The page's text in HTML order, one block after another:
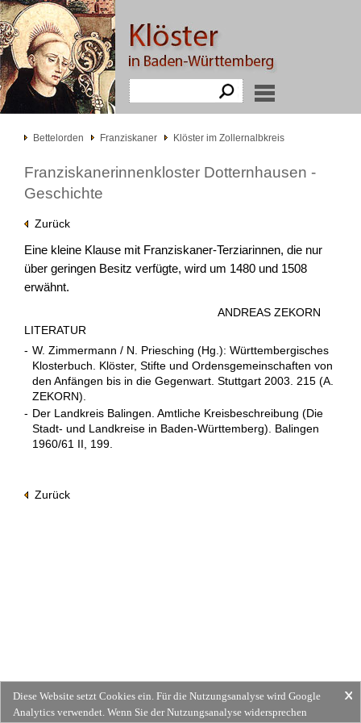
Bettelorden Franziskaner Klöster im Zollernalbkreis
Franziskanerinnenkloster Dotternhausen -
Geschichte
Zurück
Eine kleine Klause mit Franziskaner-Terziarinnen, die nur
über geringen Besitz verfügte, wird um 1480 und 1508
erwähnt.
ANDREAS ZEKORN
LITERATUR
- W. Zimmermann / N. Priesching (Hg.): Württembergisches
Klosterbuch. Klöster, Stifte und Ordensgemeinschaften von
den Anfängen bis in die Gegenwart. Stuttgart 2003. 215 (A.
ZEKORN).
- Der Landkreis Balingen. Amtliche Kreisbeschreibung (Die
Stadt- und Landkreise in Baden-Württemberg). Balingen
1960/61 II, 199.
Zurück
Diese Website setzt Cookies ein. Für die Nutzungsanalyse wird Google
Analytics verwendet. Wenn Sie der Nutzungsanalyse widersprechen